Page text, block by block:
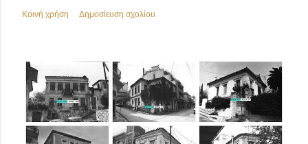
Κοινή χρήση Δημοσίευση σχολίου